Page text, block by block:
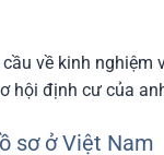
cầu về kinh
hội định cư của
sơ ở Việt Nam